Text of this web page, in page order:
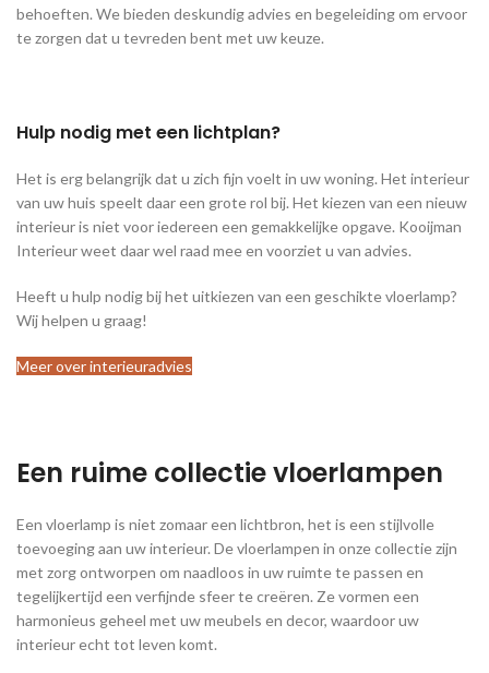
behoeften. We bieden deskundig advies en begeleiding om ervoor
te zorgen dat u tevreden bent met uw keuze.
Hulp nodig met een lichtplan?
Het is erg belangrijk dat u zich fijn voelt in uw woning. Het interieur
van uw huis speelt daar een grote rol bij. Het kiezen van een nieuw
interieur is niet voor iedereen een gemakkelijke opgave. Kooijman
Interieur weet daar wel raad mee en voorziet u van advies.
Heeft u hulp nodig bij het uitkiezen van een geschikte vloerlamp?
Wij helpen u graag!
Meer over interieuradvies
Een ruime collectie vloerlampen
Een vloerlamp is niet zomaar een lichtbron, het is een stijlvolle
toevoeging aan uw interieur. De vloerlampen in onze collectie zijn
met zorg ontworpen om naadloos in uw ruimte te passen en
tegelijkertijd een verfijnde sfeer te creëren. Ze vormen een
harmonieus geheel met uw meubels en decor, waardoor uw
interieur echt tot leven komt.